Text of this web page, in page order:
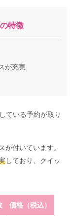
特徴
が充実
ている予約が取り
付いています。
しており、クイッ
価格（税込）